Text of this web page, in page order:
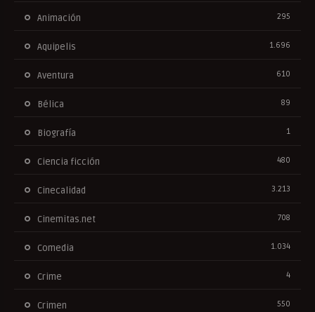
Animación 295
Aquipelis 1.696
Aventura 610
Bélica 89
Biografía 1
Ciencia ficción 480
Cinecalidad 3.213
Cinemitas.net 708
Comedia 1.034
Crime 4
Crimen 550